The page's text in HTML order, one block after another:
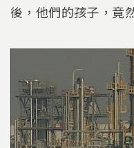
後，他們的孩子，竟